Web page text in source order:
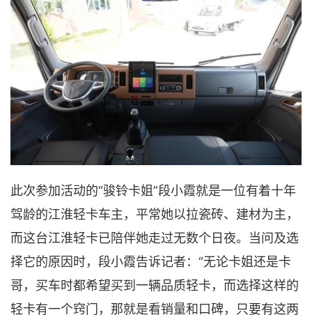
此次参加活动的“骏铃卡姐”段小霞就是一位有着十年
驾龄的江淮轻卡车主，平常她以拉瓷砖、建材为主，
而这台江淮轻卡已陪伴她走过无数个日夜。当问及选
择它的原因时，段小霞告诉记者：“无论卡姐还是卡
哥，买车时都希望买到一辆品质轻卡，而选择这样的
轻卡有一个窍门，那就是看销量和口碑，只要有这两